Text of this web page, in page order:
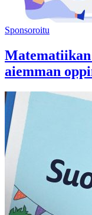
Sponsoroitu
aiemman